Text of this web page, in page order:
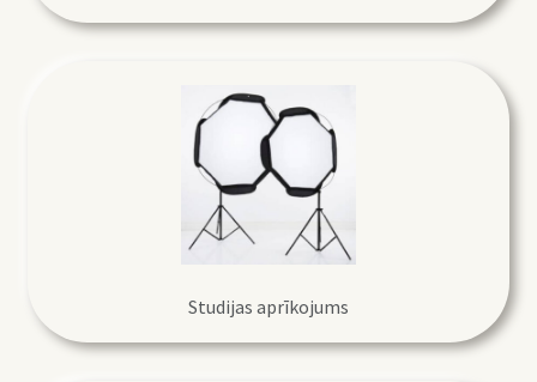
Studijas aprīkojums